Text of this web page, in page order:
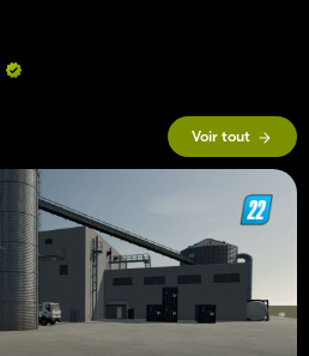
Voir tout